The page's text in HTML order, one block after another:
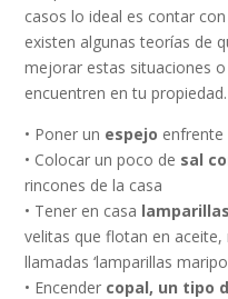
casos lo ideal es contar
existen algunas teorías de
mejorar estas situaciones
encuentren en tu
• Poner un espejo enfrente
• Colocar un poco de sal
rincones de la casa
• Tener en casa
velitas que flotan en
llamadas ‘lamparillas
• Encender copal, un tipo